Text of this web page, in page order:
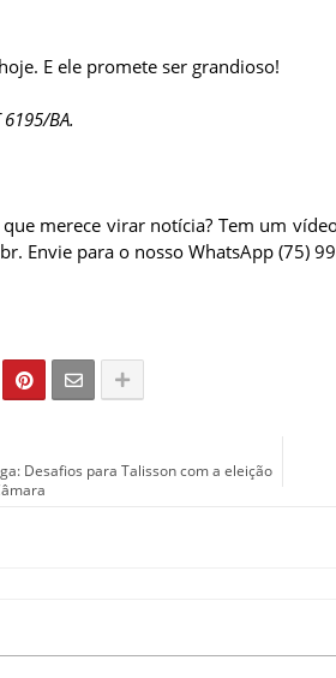
E ele promete ser grandioso!
BA.
merece virar notícia? Tem um
Envie para o nosso WhatsApp (75)
Desafios para Talisson com a eleição